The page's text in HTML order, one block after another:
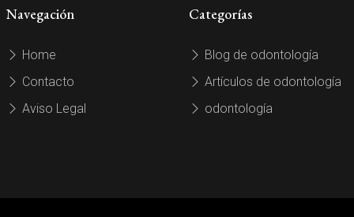
Navegación
Home
Contacto
Aviso Legal
Categorías
Blog de odontología
Artículos de odontología
odontología